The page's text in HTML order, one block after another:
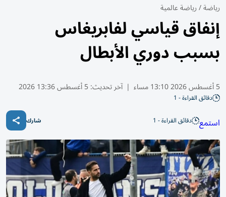
رياضة/رياضة عالمية
إنفاق قياسي لفابريغاس
بسبب دوري الأبطال
5 أغسطس 2026 13:10 مساء | آخر تحديث:5 أغسطس 13:36 2026
دقائق القراءة - 1
استمع دقائق القراءة - 1 شارك